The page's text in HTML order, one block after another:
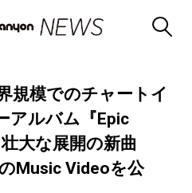
規模でのチャートイ
アルバム『Epic
大な展開の新曲
Music Videoを公